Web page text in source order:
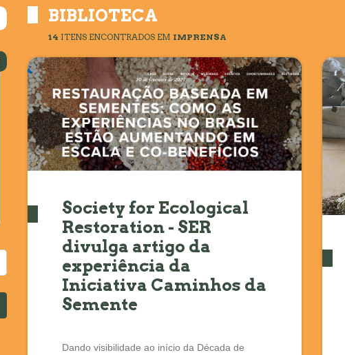
BIBLIOTECA
14 ITENS ENCONTRADOS EM IMPRENSA
Society for Ecological
Restoration - SER
divulga artigo da
experiência da
Iniciativa Caminhos da
Semente
Dando visibilidade ao início da Década de